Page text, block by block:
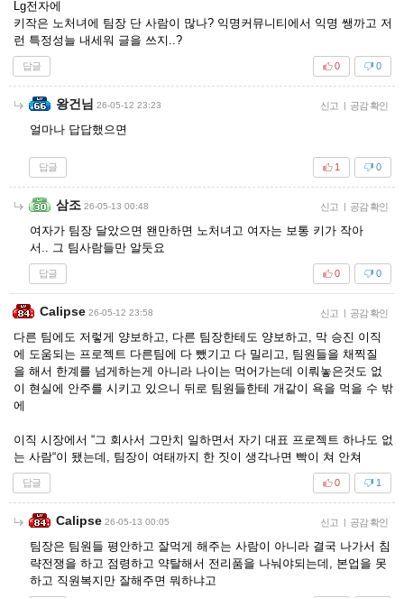
Lg전자에
키작은 노처녀에 팀장 단 사람이 많나? 익명커뮤니티에서 익명 쌩까고 저
런 특정성늘 내세워 글을 쓰지..?
답글 0
0
왕건님 26-05-12 23:23 신고 | 공감 확인
얼마나 답답했으면
답글 0
1
삼조 26-05-13 00:48 신고 | 공감 확인
여자가 팀장 달았으면 왠만하면 노처녀고 여자는 보통 키가 작아
서.. 그 팀사람들만 알둣요
답글 0
0
Calipse 26-05-12 23:58 신고 | 공감 확인
다른 팀에도 저렇게 양보하고, 다른 팀장한테도 양보하고, 막 승진 이직
에 도움되는 프로젝트 다른팀에 다 뺐기고 다 밀리고, 팀원들을 채찍질
을 해서 한계를 넘게하는게 아니라 나이는 먹어가는데 이뤄놓은것도 없
이 현실에 안주를 시키고 있으니 뒤로 팀원들한테 개같이 욕을 먹을 수 밖
에
이직 시장에서 “그 회사서 그만치 일하면서 자기 대표 프로젝트 하나도 없
는 사람“이 됐는데, 팀장이 여태까지 한 짓이 생각나면 빡이 쳐 안쳐
답글 1
0
Calipse 26-05-13 00:05 신고 | 공감 확인
팀장은 팀원들 평안하고 잘먹게 해주는 사람이 아니라 결국 나가서 침
략전쟁을 하고 점령하고 약탈해서 전리품을 나눠야되는데, 본업을 못
하고 직원복지만 잘해주면 뭐하냐고